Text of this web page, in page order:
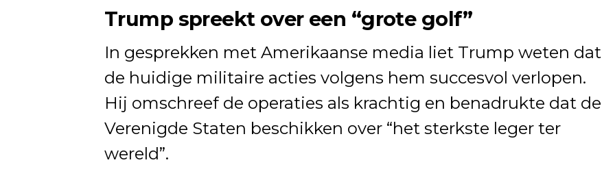
Trump spreekt over een “grote golf”
In gesprekken met Amerikaanse media liet Trump weten dat
de huidige militaire acties volgens hem succesvol verlopen.
Hij omschreef de operaties als krachtig en benadrukte dat de
Verenigde Staten beschikken over “het sterkste leger ter
wereld”.